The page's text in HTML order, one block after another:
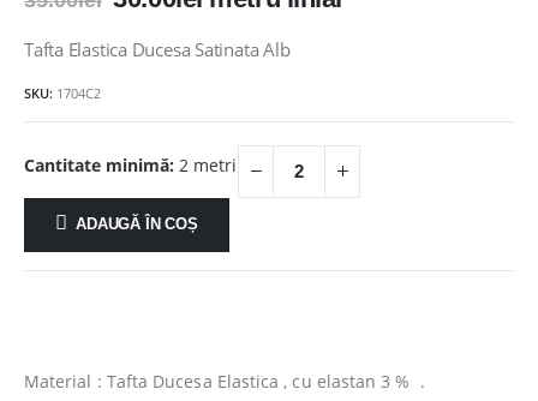
a
este:
Tafta Elastica Ducesa Satinata Alb
SKU: 1704C2
Cantitate minimă: 2 metri
ADAUGĂ ÎN COȘ
Material : Tafta Ducesa Elastica , cu elastan 3 % .